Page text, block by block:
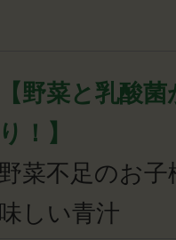
【野菜と乳酸
り！】
野菜不足のお
味しい青汁